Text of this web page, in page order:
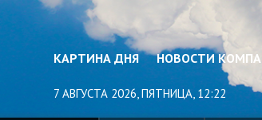
КАРТИНА ДНЯ НОВОСТИ
7 АВГУСТА 2026, ПЯТНИЦА, 12:22